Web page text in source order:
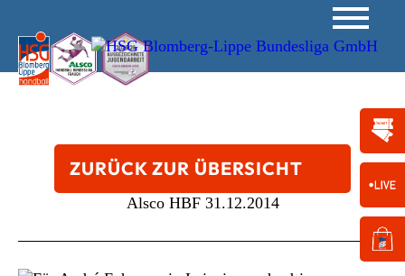
ZURÜCK ZUR ÜBERSICHT
Alsco HBF 31.12.2014